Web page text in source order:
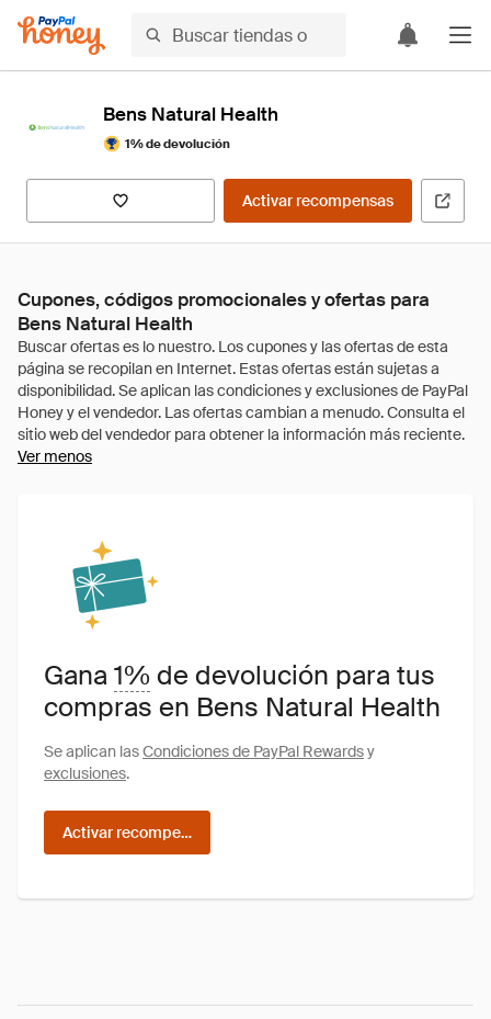
Bens Natural Health
1% de devolución
Activar recompensas
Cupones, códigos promocionales y ofertas para
Bens Natural Health
Ver menos
Gana1% de devolución para tus
compras en Bens Natural Health
Se aplican lasCondiciones de PayPal Rewardsy
exclusiones.
Activar recompensas